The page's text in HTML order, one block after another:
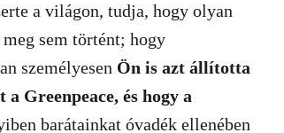
a világon, tudja, hogy olyan
sem történt; hogy
személyesen Ön is azt állította
Greenpeace, és hogy a
barátainkat óvadék ellenében